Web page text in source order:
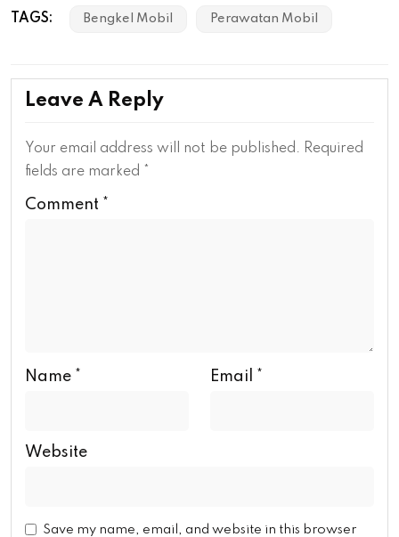
TAGS: Bengkel Mobil Perawatan Mobil
Leave A Reply
Your email address will not be published. Required
fields are marked
Comment *
Name * Email *
Website
Save my name, email, and website in this browser